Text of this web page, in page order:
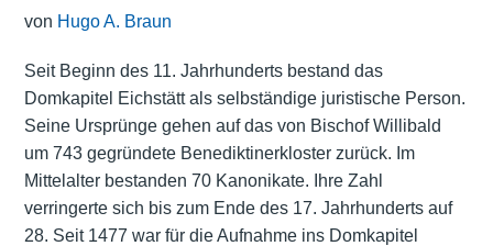
von Hugo A. Braun
Seit Beginn des 11. Jahrhunderts bestand das
Domkapitel Eichstätt als selbständige juristische Person.
Seine Ursprünge gehen auf das von Bischof Willibald
um 743 gegründete Benediktinerkloster zurück. Im
Mittelalter bestanden 70 Kanonikate. Ihre Zahl
verringerte sich bis zum Ende des 17. Jahrhunderts auf
28. Seit 1477 war für die Aufnahme ins Domkapitel